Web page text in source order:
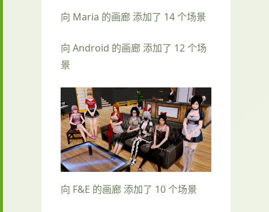
向 Maria 的画廊 添加了 14 个场景
向 Android 的画廊 添加了 12 个场
景
向 F&E 的画廊 添加了 10 个场景